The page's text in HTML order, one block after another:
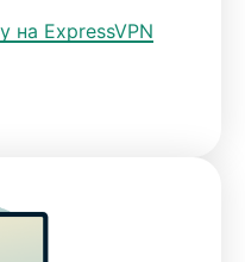
на ExpressVPN